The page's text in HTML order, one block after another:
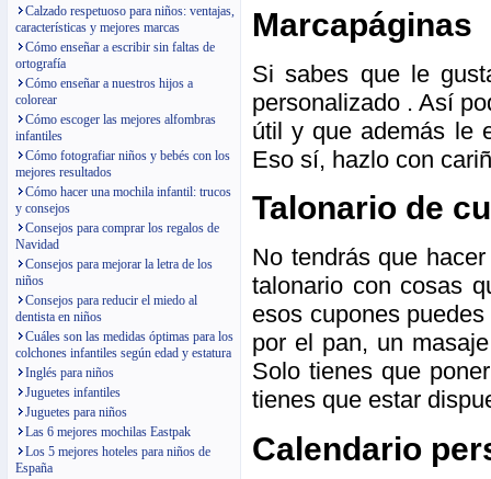
Calzado respetuoso para niños: ventajas,
características y mejores marcas
Cómo enseñar a escribir sin faltas de
ortografía
Cómo enseñar a nuestros hijos a
colorear
Cómo escoger las mejores alfombras
infantiles
Cómo fotografiar niños y bebés con los
mejores resultados
Cómo hacer una mochila infantil: trucos
y consejos
Consejos para comprar los regalos de
Navidad
Consejos para mejorar la letra de los
niños
Consejos para reducir el miedo al
dentista en niños
Cuáles son las medidas óptimas para los
colchones infantiles según edad y estatura
Inglés para niños
Juguetes infantiles
Juguetes para niños
Las 6 mejores mochilas Eastpak
Los 5 mejores hoteles para niños de
España
Marcapáginas
Si sabes que le
personalizado . Así
útil y que además le
Eso sí, hazlo con
Talonario de
No tendrás que
talonario con cosas
esos cupones
por el pan, un
Solo tienes que
tienes que estar
Calendario